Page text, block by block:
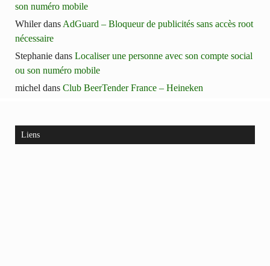
son numéro mobile
Whilerdans AdGuard – Bloqueur de publicités sans accès root
nécessaire
Stephanie dans Localiser une personne avec son compte social
ou son numéro mobile
michel dans Club BeerTender France – Heineken
Liens